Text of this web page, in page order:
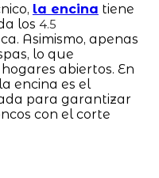
la encina tiene
los 4.5
Asimismo, apenas
lo que
abiertos. En
encina es el
para garantizar
con el corte